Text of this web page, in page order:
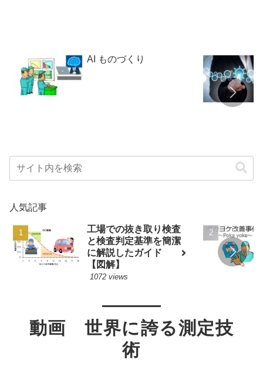
AI ものづくり
人気記事
工場での抜き取り検査
と検査判定基準を簡潔
に解説したガイド
【図解】
1072 views
動画 世界に誇る測定技
術